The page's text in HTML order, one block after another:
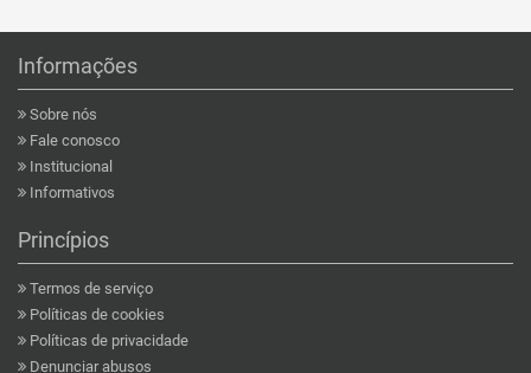
Informações
Sobre nós
Fale conosco
Institucional
Informativos
Princípios
Termos de serviço
Políticas de cookies
Políticas de privacidade
Denunciar abusos